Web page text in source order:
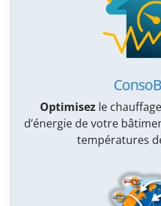
Optimisez le
d’énergie de votre
températures